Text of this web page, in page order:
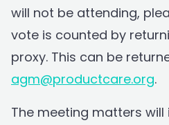
will not be attending,
vote is counted by
proxy. This can be
agm@productcare.org.
The meeting matters